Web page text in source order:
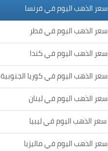
سعر الذهب اليوم في فرنسا
سعر الذهب اليوم في قطر
سعر الذهب اليوم في كندا
سعر الذهب اليوم في كوريا الجنوبية
سعر الذهب اليوم في لبنان
سعر الذهب اليوم في ليبيا
سعر الذهب اليوم في ماليزيا